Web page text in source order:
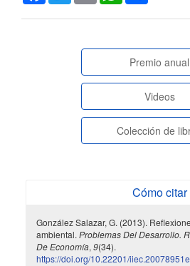
Premio anual
Videos
Colección de
Cómo citar
González Salazar, G. (2013).
ambiental. Problemas Del Desarrollo.
De Economía, 9(34).
https://doi.org/10.22201/